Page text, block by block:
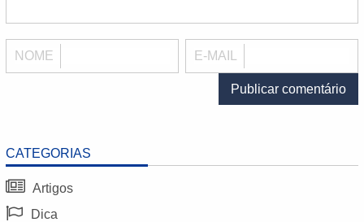
CATEGORIAS
Artigos
Dica
NOME E-MAIL